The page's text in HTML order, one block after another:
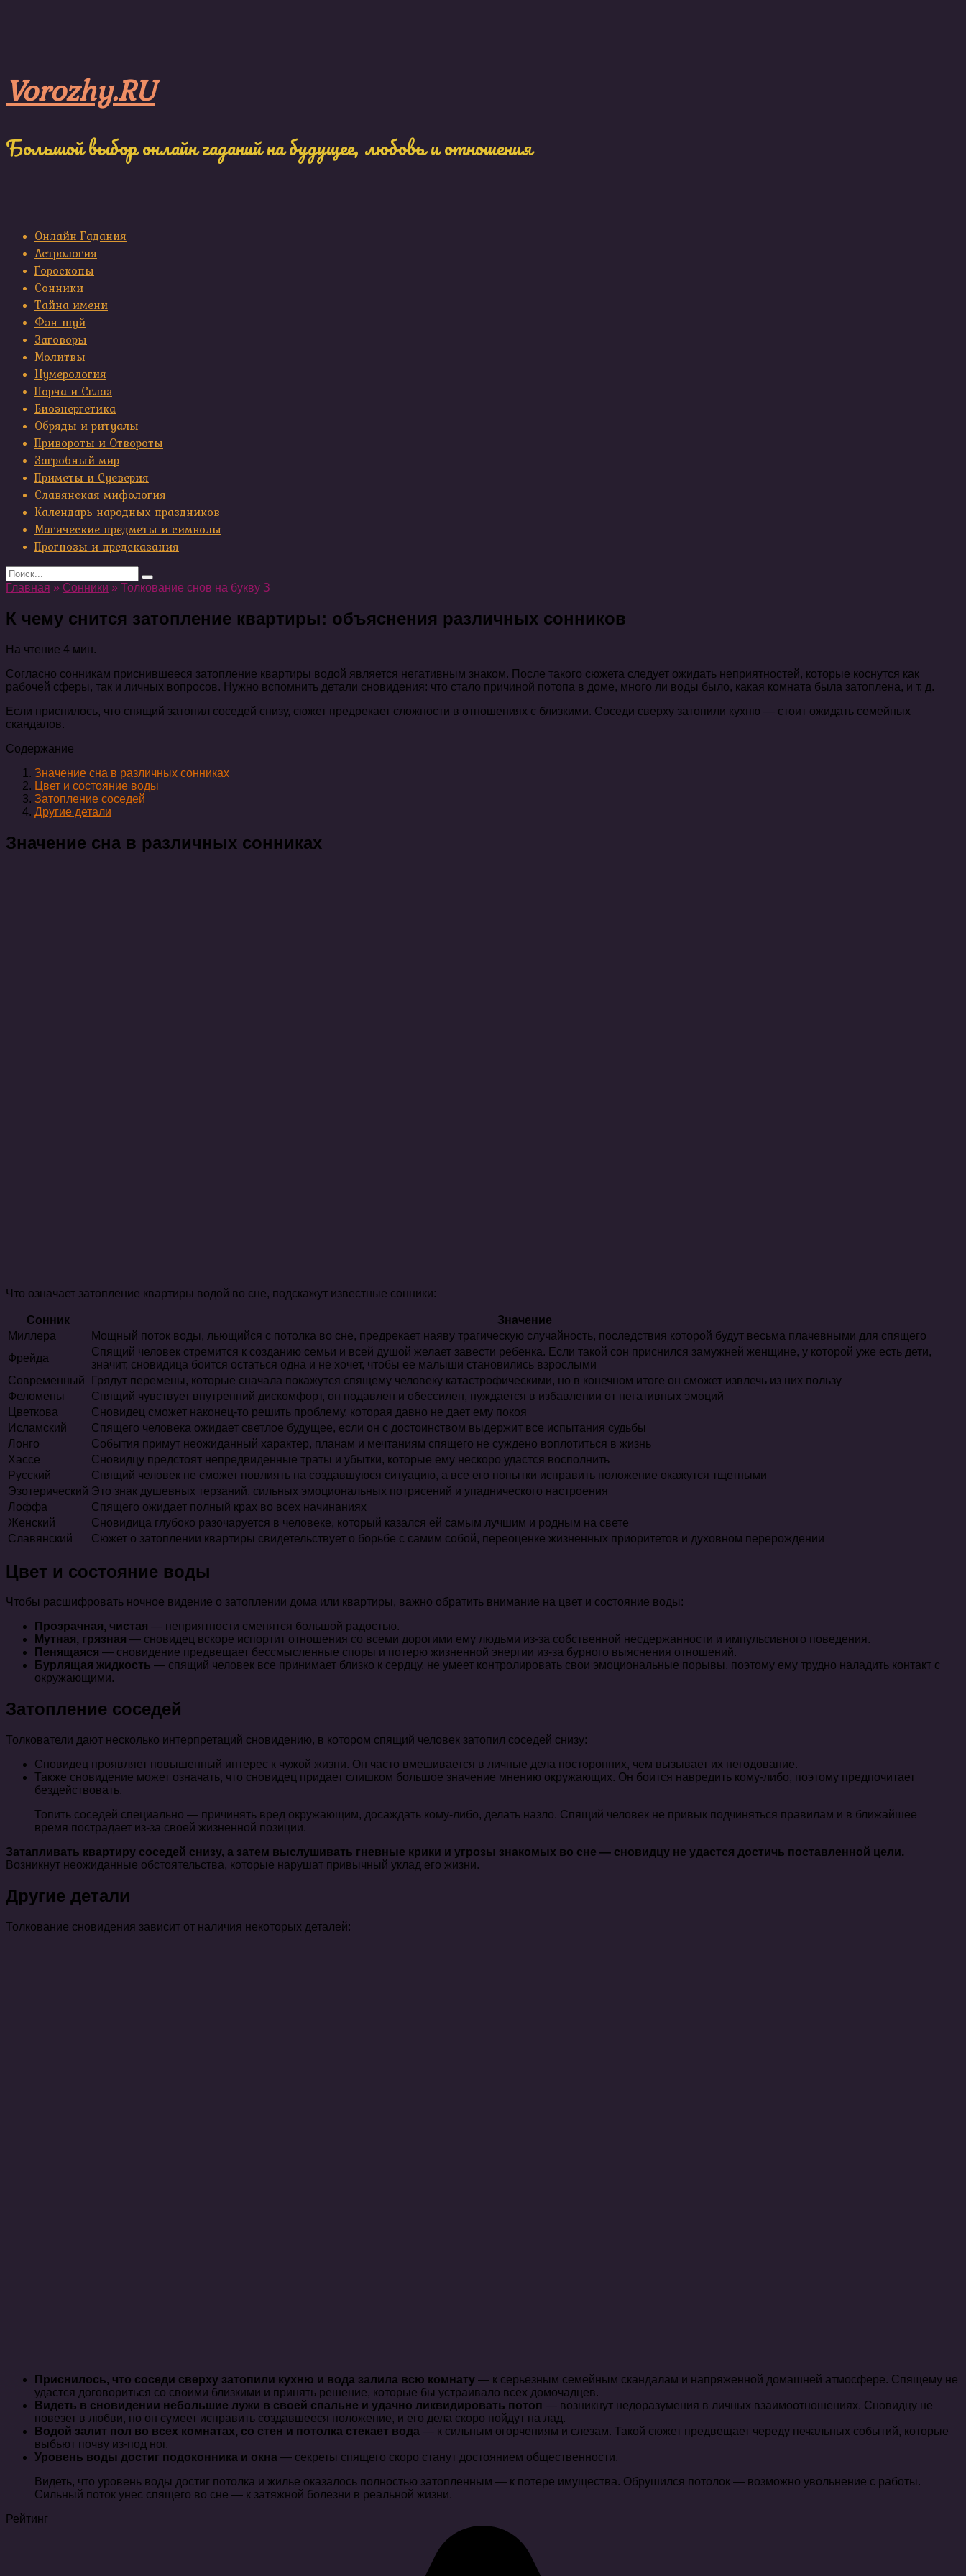
Vorozhy.RU
Большой выбор онлайн гаданий на будущее, любовь и отношения
Онлайн Гадания
Астрология
Гороскопы
Сонники
Тайна имени
Фэн-шуй
Заговоры
Молитвы
Нумерология
Порча и Сглаз
Биоэнергетика
Обряды и ритуалы
Привороты и Отвороты
Загробный мир
Приметы и Суеверия
Славянская мифология
Календарь народных праздников
Магические предметы и символы
Прогнозы и предсказания
Search
for:
Главная » Сонники » Толкование снов на букву З
К чему снится затопление квартиры: объяснения различных сонников
На чтение 4 мин.
Согласно сонникам приснившееся затопление квартиры водой является негативным знаком. После такого сюжета следует ожидать неприятностей, которые коснутся как
рабочей сферы, так и личных вопросов. Нужно вспомнить детали сновидения: что стало причиной потопа в доме, много ли воды было, какая комната была затоплена, и т. д.
Если приснилось, что спящий затопил соседей снизу, сюжет предрекает сложности в отношениях с близкими. Соседи сверху затопили кухню — стоит ожидать семейных
скандалов.
Содержание
Значение сна в различных сонниках
Цвет и состояние воды
Затопление соседей
Другие детали
Значение сна в различных сонниках
Что означает затопление квартиры водой во сне, подскажут известные сонники:
Сонник
Значение
Миллера
Мощный поток воды, льющийся с потолка во сне, предрекает наяву трагическую случайность, последствия которой будут весьма плачевными для спящего
Фрейда
Спящий человек стремится к созданию семьи и всей душой желает завести ребенка. Если такой сон приснился замужней женщине, у которой уже есть дети,
значит, сновидица боится остаться одна и не хочет, чтобы ее малыши становились взрослыми
Современный
Грядут перемены, которые сначала покажутся спящему человеку катастрофическими, но в конечном итоге он сможет извлечь из них пользу
Феломены
Спящий чувствует внутренний дискомфорт, он подавлен и обессилен, нуждается в избавлении от негативных эмоций
Цветкова
Сновидец сможет наконец-то решить проблему, которая давно не дает ему покоя
Исламский
Спящего человека ожидает светлое будущее, если он с достоинством выдержит все испытания судьбы
Лонго
События примут неожиданный характер, планам и мечтаниям спящего не суждено воплотиться в жизнь
Хассе
Сновидцу предстоят непредвиденные траты и убытки, которые ему нескоро удастся восполнить
Русский
Спящий человек не сможет повлиять на создавшуюся ситуацию, а все его попытки исправить положение окажутся тщетными
Эзотерический Это знак душевных терзаний, сильных эмоциональных потрясений и упаднического настроения
Лоффа
Спящего ожидает полный крах во всех начинаниях
Женский
Сновидица глубоко разочаруется в человеке, который казался ей самым лучшим и родным на свете
Славянский
Сюжет о затоплении квартиры свидетельствует о борьбе с самим собой, переоценке жизненных приоритетов и духовном перерождении
Цвет и состояние воды
Чтобы расшифровать ночное видение о затоплении дома или квартиры, важно обратить внимание на цвет и состояние воды:
Прозрачная, чистая — неприятности сменятся большой радостью.
Мутная, грязная — сновидец вскоре испортит отношения со всеми дорогими ему людьми из-за собственной несдержанности и импульсивного поведения.
Пенящаяся — сновидение предвещает бессмысленные споры и потерю жизненной энергии из-за бурного выяснения отношений.
Бурлящая жидкость — спящий человек все принимает близко к сердцу, не умеет контролировать свои эмоциональные порывы, поэтому ему трудно наладить контакт с
окружающими.
Затопление соседей
Толкователи дают несколько интерпретаций сновидению, в котором спящий человек затопил соседей снизу:
Сновидец проявляет повышенный интерес к чужой жизни. Он часто вмешивается в личные дела посторонних, чем вызывает их негодование.
Также сновидение может означать, что сновидец придает слишком большое значение мнению окружающих. Он боится навредить кому-либо, поэтому предпочитает
бездействовать.
Топить соседей специально — причинять вред окружающим, досаждать кому-либо, делать назло. Спящий человек не привык подчиняться правилам и в ближайшее
время пострадает из-за своей жизненной позиции.
Затапливать квартиру соседей снизу, а затем выслушивать гневные крики и угрозы знакомых во сне — сновидцу не удастся достичь поставленной цели.
Возникнут неожиданные обстоятельства, которые нарушат привычный уклад его жизни.
Другие детали
Толкование сновидения зависит от наличия некоторых деталей:
Приснилось, что соседи сверху затопили кухню и вода залила всю комнату — к серьезным семейным скандалам и напряженной домашней атмосфере. Спящему не
удастся договориться со своими близкими и принять решение, которые бы устраивало всех домочадцев.
Видеть в сновидении небольшие лужи в своей спальне и удачно ликвидировать потоп — возникнут недоразумения в личных взаимоотношениях. Сновидцу не
повезет в любви, но он сумеет исправить создавшееся положение, и его дела скоро пойдут на лад.
Водой залит пол во всех комнатах, со стен и потолка стекает вода — к сильным огорчениям и слезам. Такой сюжет предвещает череду печальных событий, которые
выбьют почву из-под ног.
Уровень воды достиг подоконника и окна — секреты спящего скоро станут достоянием общественности.
Видеть, что уровень воды достиг потолка и жилье оказалось полностью затопленным — к потере имущества. Обрушился потолок — возможно увольнение с работы.
Сильный поток унес спящего во сне — к затяжной болезни в реальной жизни.
Рейтинг